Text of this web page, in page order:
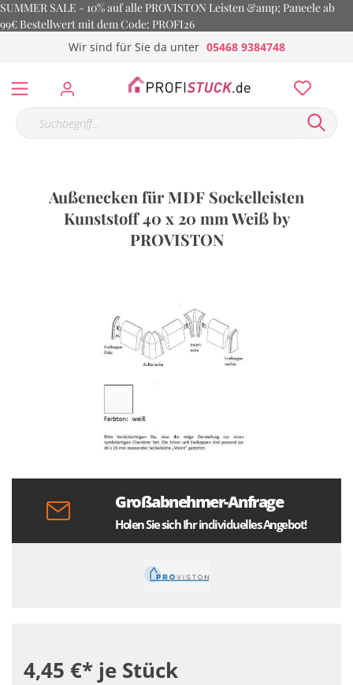
SUMMER SALE - 10% auf alle PROVISTON Leisten &amp; Paneele ab
99€ Bestellwert mit dem Code: PROFI26
Wir sind für Sie da unter 05468 9384748
Außenecken für MDF Sockelleisten
Kunststoff 40 x 20 mm Weiß by
PROVISTON
Großabnehmer-Anfrage
Holen Sie sich Ihr individuelles Angebot!
4,45 €* je Stück